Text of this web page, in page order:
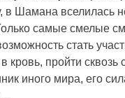
в Шамана
самые смелые
стать
кровь, пройти
иного мира, его